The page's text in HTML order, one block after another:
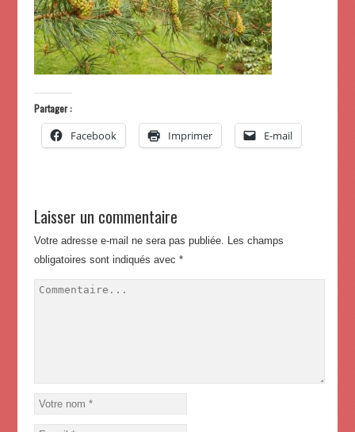
Partager :
Facebook Imprimer E-mail
Laisser un commentaire
Votre adresse e-mail ne sera pas publiée. Les champs
obligatoires sont indiqués avec *